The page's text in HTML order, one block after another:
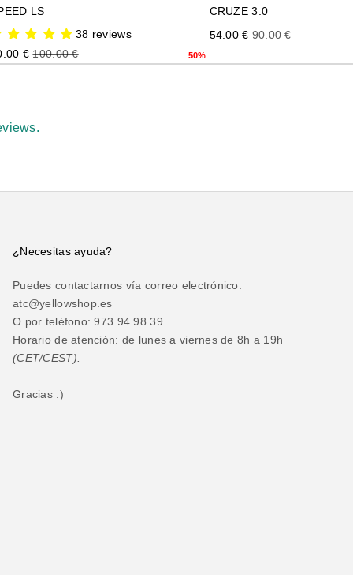
LS
38 reviews
de oferta
€Precio normal
100.00 € 50%
CRUZE 3.0
Precio de oferta
54.00 €Precio normal
90.00 €
¿Necesitas ayuda?
Puedes contactarnos vía correo electrónico:
atc@yellowshop.es
O por teléfono: 973 94 98 39
Horario de atención: de lunes a viernes de 8h a 19h
(CET/CEST).
Gracias :)